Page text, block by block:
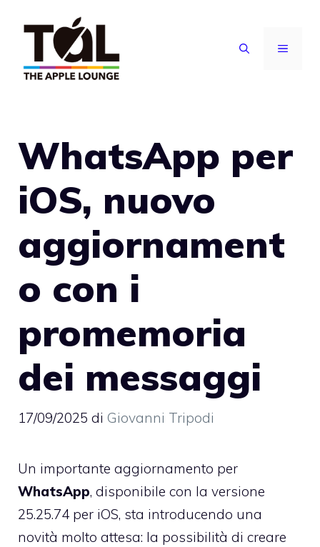
contenuto
MENU
WhatsApp per
iOS, nuovo
aggiornament
o con i
promemoria
dei messaggi
17/09/2025 di Giovanni Tripodi
Un importante aggiornamento per
WhatsApp, disponibile con la versione
25.25.74 per iOS, sta introducendo una
novità molto attesa: la possibilità di creare